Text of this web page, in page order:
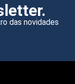
das novidades